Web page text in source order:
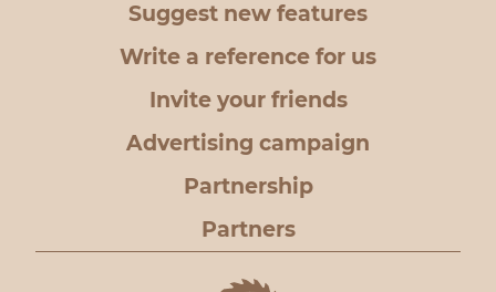
Suggest new features
Write a reference for us
Invite your friends
Advertising campaign
Partnership
Partners